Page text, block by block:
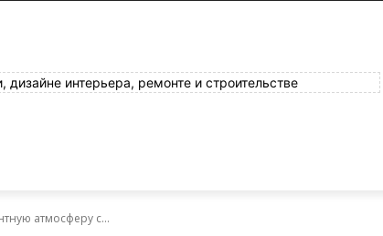
интерьера, ремонте и строительстве
атмосферу с...